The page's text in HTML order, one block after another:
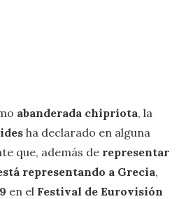
abanderada chipriota, la
ha declarado en alguna
que, además de representar
representando a Grecia,
en el Festival de Eurovisión